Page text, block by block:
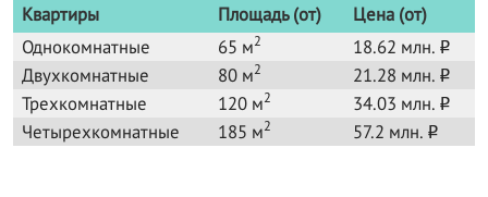
Квартиры Площадь (от)
Цена (от)
Однокомнатные
65 м2 18.62 млн. o
Двухкомнатные 80 м2 21.28 млн. o
Трехкомнатные 120 м2 34.03 млн. o
Четырехкомнатные 185 м2 57.2 млн. o